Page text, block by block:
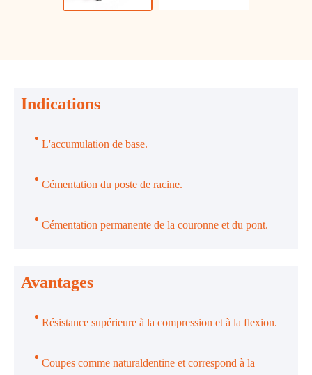
Indications
L'accumulation de base.
Cémentation du poste de racine.
Cémentation permanente de la couronne et du pont.
Avantages
Résistance supérieure à la compression et à la flexion.
Coupes comme naturaldentine et correspond à la